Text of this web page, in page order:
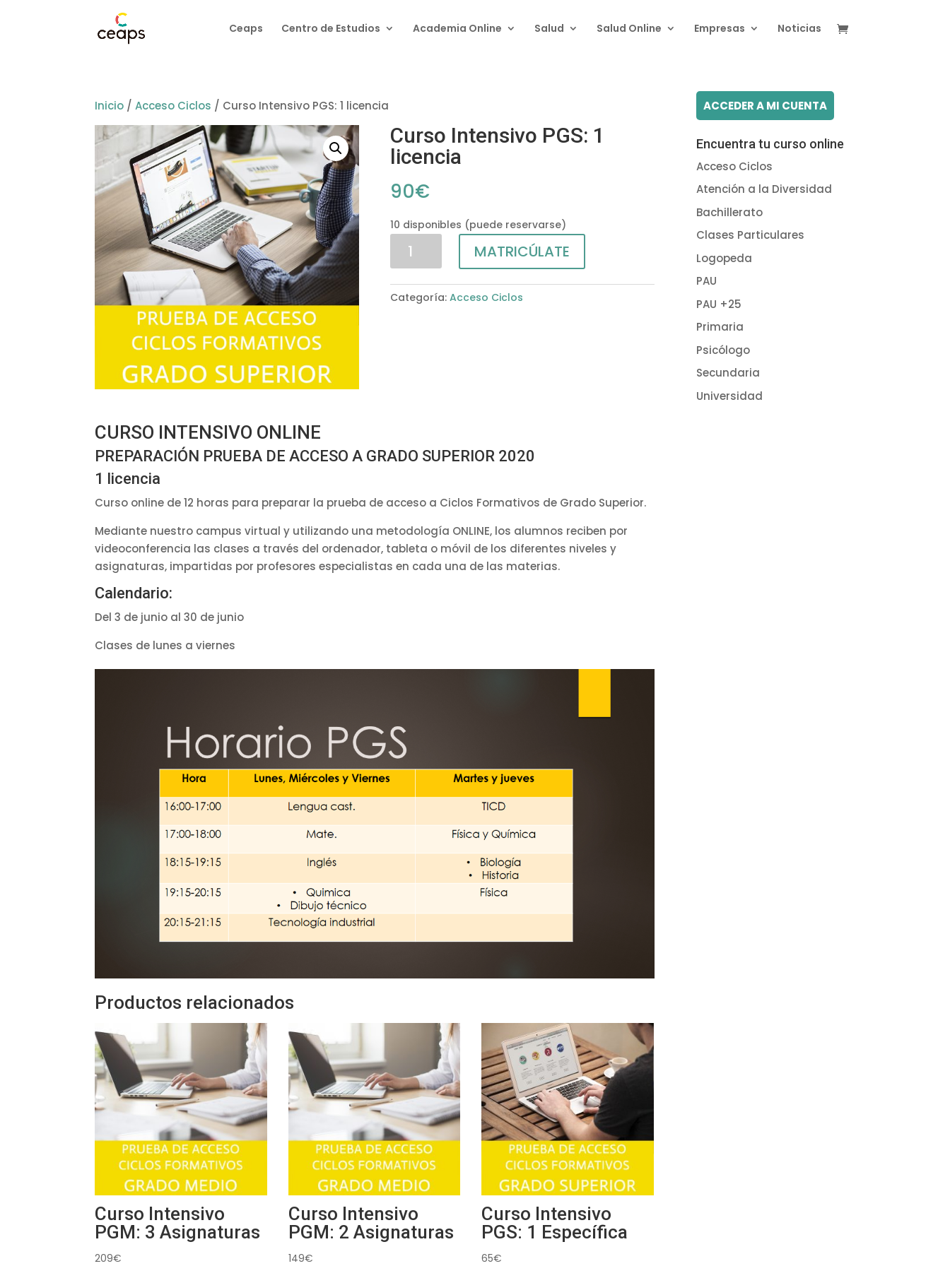
Ceaps Centro de Estudios Academia Online Salud Salud Online Empresas Noticias
Inicio /Acceso Ciclos / Curso Intensivo PGS: 1 licencia
Curso Intensivo PGS: 1
licencia
90€
10 disponibles (puede reservarse)
Intensivo
1
MATRICÚLATE
Categoría: Acceso Ciclos
CURSO INTENSIVO ONLINE
PREPARACIÓN PRUEBA DE ACCESO A GRADO SUPERIOR 2020
1 licencia
Curso online de 12 horas para preparar la prueba de acceso a Ciclos Formativos de Grado Superior.
Mediante nuestro campus virtual y utilizando una metodología ONLINE, los alumnos reciben por
videoconferencia las clases a través del ordenador, tableta o móvil de los diferentes niveles y
asignaturas, impartidas por profesores especialistas en cada una de las materias.
Calendario:
Del 3 de junio al 30 de junio
Clases de lunes a viernes
Productos relacionados
Curso Intensivo
PGM: 3 Asignaturas
209€
Curso Intensivo
PGM: 2 Asignaturas
149€
Curso Intensivo
PGS: 1 Específica
65€
ACCEDER A MI CUENTA
Encuentra tu curso online
Acceso Ciclos
Atención a la Diversidad
Bachillerato
Clases Particulares
Logopeda
PAU
PAU +25
Primaria
Psicólogo
Secundaria
Universidad